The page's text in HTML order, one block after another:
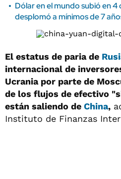
Dólar en el mundo subió en 4
desplomó a mínimos de 7
El estatus de paria de
internacional de
Ucrania por parte de
de los flujos de efectivo
están saliendo de China,
Instituto de Finanzas